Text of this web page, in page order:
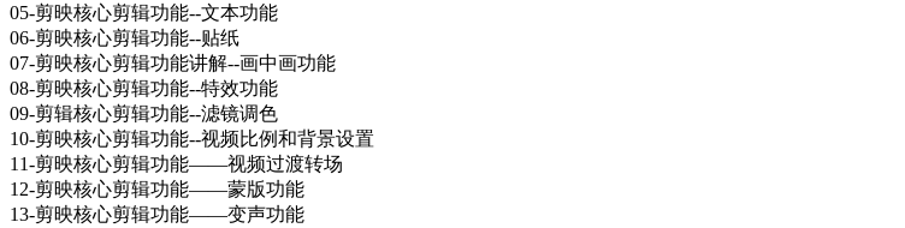
05-剪映核心剪辑功能--文本功能
06-剪映核心剪辑功能--贴纸
07-剪映核心剪辑功能讲解--画中画功能
08-剪映核心剪辑功能--特效功能
09-剪辑核心剪辑功能--滤镜调色
10-剪映核心剪辑功能--视频比例和背景设置
11-剪映核心剪辑功能——视频过渡转场
12-剪映核心剪辑功能——蒙版功能
13-剪映核心剪辑功能——变声功能